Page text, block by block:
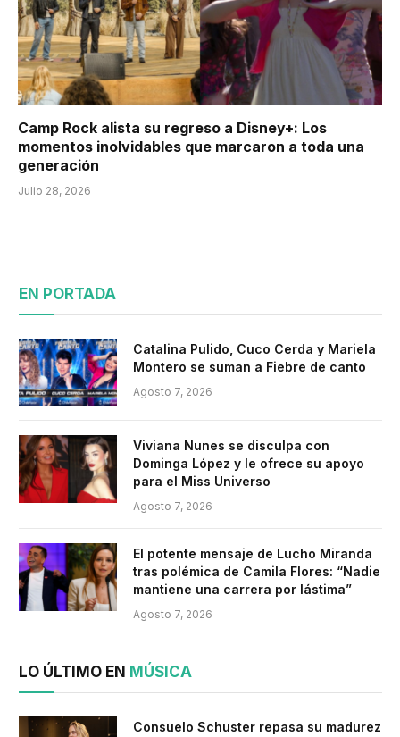
Camp Rock alista su regreso a Disney+: Los
momentos inolvidables que marcaron a toda una
generación
Julio 28, 2026
EN PORTADA
Catalina Pulido, Cuco Cerda y Mariela
Montero se suman a Fiebre de canto
Agosto 7, 2026
Viviana Nunes se disculpa con
Dominga López y le ofrece su apoyo
para el Miss Universo
Agosto 7, 2026
El potente mensaje de Lucho Miranda
tras polémica de Camila Flores: “Nadie
mantiene una carrera por lástima”
Agosto 7, 2026
LO ÚLTIMO EN MÚSICA
Consuelo Schuster repasa su madurez